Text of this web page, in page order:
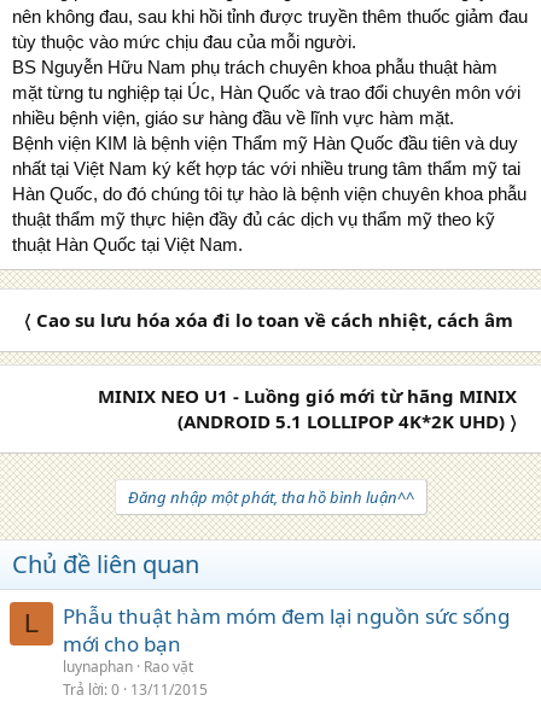
nên không đau, sau khi hồi tỉnh được truyền thêm thuốc giảm đau
tùy thuộc vào mức chịu đau của mỗi người.
BS Nguyễn Hữu Nam phụ trách chuyên khoa phẫu thuật hàm
mặt từng tu nghiệp tại Úc, Hàn Quốc và trao đổi chuyên môn với
nhiều bệnh viện, giáo sư hàng đầu về lĩnh vực hàm mặt.
Bệnh viện KIM là bệnh viện Thẩm mỹ Hàn Quốc đầu tiên và duy
nhất tại Việt Nam ký kết hợp tác với nhiều trung tâm thẩm mỹ tai
Hàn Quốc, do đó chúng tôi tự hào là bệnh viện chuyên khoa phẫu
thuật thẩm mỹ thực hiện đầy đủ các dịch vụ thẩm mỹ theo kỹ
thuật Hàn Quốc tại Việt Nam.
〈 Cao su lưu hóa xóa đi lo toan về cách nhiệt, cách âm
MINIX NEO U1 - Luồng gió mới từ hãng MINIX
(ANDROID 5.1 LOLLIPOP 4K*2K UHD) 〉
Đăng nhập một phát, tha hồ bình luận^^
Chủ đề liên quan
L
Phẫu thuật hàm móm đem lại nguồn sức sống
mới cho bạn
luynaphan Rao vặt
Trả lời 0 13/11/2015